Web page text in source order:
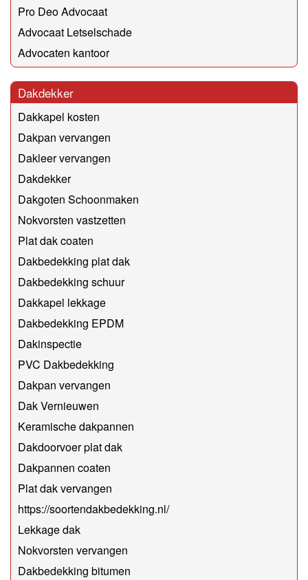
Pro Deo Advocaat
Advocaat Letselschade
Advocaten kantoor
Dakdekker
Dakkapel kosten
Dakpan vervangen
Dakleer vervangen
Dakdekker
Dakgoten Schoonmaken
Nokvorsten vastzetten
Plat dak coaten
Dakbedekking plat dak
Dakbedekking schuur
Dakkapel lekkage
Dakbedekking EPDM
Dakinspectie
PVC Dakbedekking
Dakpan vervangen
Dak Vernieuwen
Keramische dakpannen
Dakdoorvoer plat dak
Dakpannen coaten
Plat dak vervangen
https://soortendakbedekking.nl/
Lekkage dak
Nokvorsten vervangen
Dakbedekking bitumen